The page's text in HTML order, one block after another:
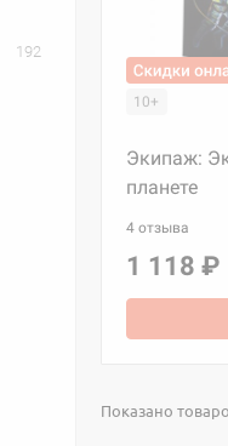
192
10+
Экипаж:
планете
4 отзыва
1 118 ₽
Показано